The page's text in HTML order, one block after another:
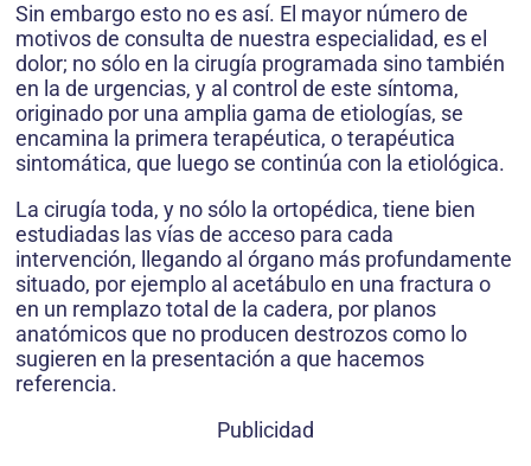
Sin embargo esto no es así. El mayor número de
motivos de consulta de nuestra especialidad, es el
dolor; no sólo en la cirugía programada sino también
en la de urgencias, y al control de este síntoma,
originado por una amplia gama de etiologías, se
encamina la primera terapéutica, o terapéutica
sintomática, que luego se continúa con la etiológica.
La cirugía toda, y no sólo la ortopédica, tiene bien
estudiadas las vías de acceso para cada
intervención, llegando al órgano más profundamente
situado, por ejemplo al acetábulo en una fractura o
en un remplazo total de la cadera, por planos
anatómicos que no producen destrozos como lo
sugieren en la presentación a que hacemos
referencia.
Publicidad